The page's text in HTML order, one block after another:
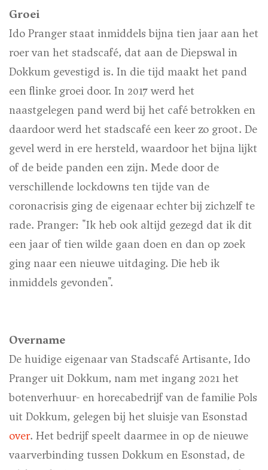
Groei
Ido Pranger staat inmiddels bijna tien jaar aan het
roer van het stadscafé, dat aan de Diepswal in
Dokkum gevestigd is. In die tijd maakt het pand
een flinke groei door. In 2017 werd het
naastgelegen pand werd bij het café betrokken en
daardoor werd het stadscafé een keer zo groot. De
gevel werd in ere hersteld, waardoor het bijna lijkt
of de beide panden een zijn. Mede door de
verschillende lockdowns ten tijde van de
coronacrisis ging de eigenaar echter bij zichzelf te
rade. Pranger: "Ik heb ook altijd gezegd dat ik dit
een jaar of tien wilde gaan doen en dan op zoek
ging naar een nieuwe uitdaging. Die heb ik
inmiddels gevonden".
Overname
De huidige eigenaar van Stadscafé Artisante, Ido
Pranger uit Dokkum, nam met ingang 2021 het
botenverhuur- en horecabedrijf van de familie Pols
uit Dokkum, gelegen bij het sluisje van Esonstad
over. Het bedrijf speelt daarmee in op de nieuwe
vaarverbinding tussen Dokkum en Esonstad, de